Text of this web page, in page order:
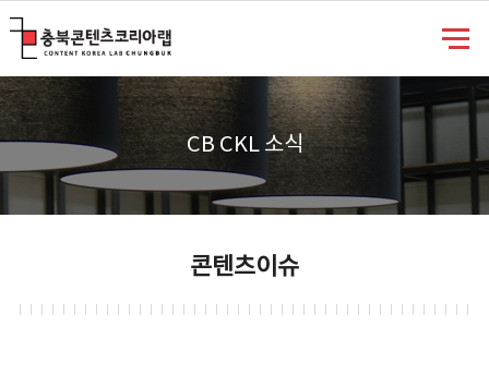
CB CKL 소식
콘텐츠이슈